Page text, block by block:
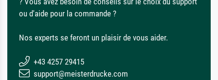
ou d'aide pour la commande ?
Nos experts se feront un plaisir de vous aider.
+43 4257 29415
support@meisterdrucke.com